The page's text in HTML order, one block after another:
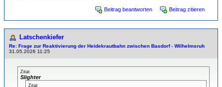
Beitrag beantworten Beitrag zitieren
Latschenkiefer
Re: Frage zur Reaktivierung der Heidekrautbahn zwischen Basdorf - Wilhelmsruh
31.05.2026 11:25
Zitat
Slighter
Zitat